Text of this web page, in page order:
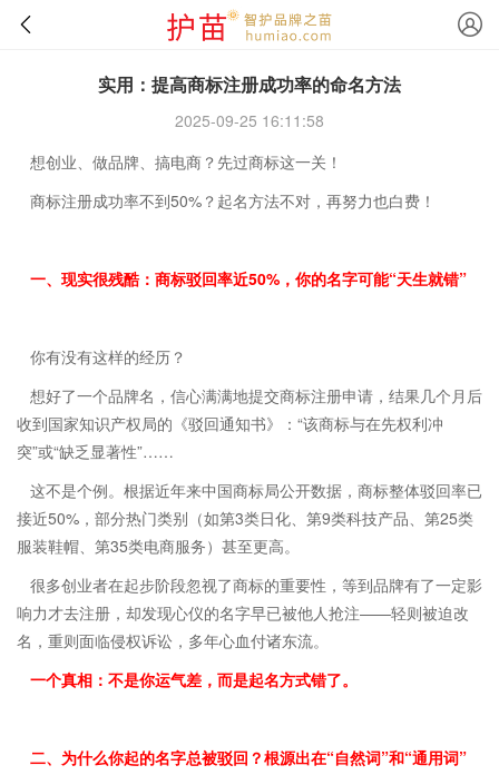
实用：提高商标注册成功率的命名方法
2025-09-25 16:11:58
想创业、做品牌、搞电商？先过商标这一关！
商标注册成功率不到50%？起名方法不对，再努力也白费！
一、现实很残酷：商标驳回率近50%，你的名字可能“天生就错”
你有没有这样的经历？
想好了一个品牌名，信心满满地提交商标注册申请，结果几个月后
收到国家知识产权局的《驳回通知书》：“该商标与在先权利冲
突”或“缺乏显著性”……
这不是个例。根据近年来中国商标局公开数据，商标整体驳回率已
接近50%，部分热门类别（如第3类日化、第9类科技产品、第25类
服装鞋帽、第35类电商服务）甚至更高。
很多创业者在起步阶段忽视了商标的重要性，等到品牌有了一定影
响力才去注册，却发现心仪的名字早已被他人抢注——轻则被迫改
名，重则面临侵权诉讼，多年心血付诸东流。
一个真相：不是你运气差，而是起名方式错了。
二、为什么你起的名字总被驳回？根源出在“自然词”和“通用词”